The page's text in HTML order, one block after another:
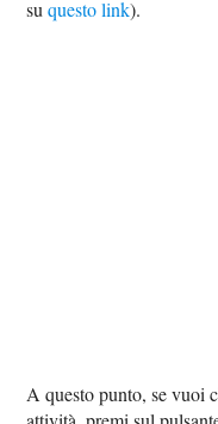
suquesto link).
A questo punto, se vuoi